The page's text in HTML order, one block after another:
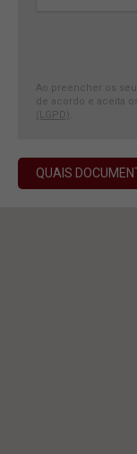
Ao preencher os
de acordo e aceita
(LGPD)
QUAIS